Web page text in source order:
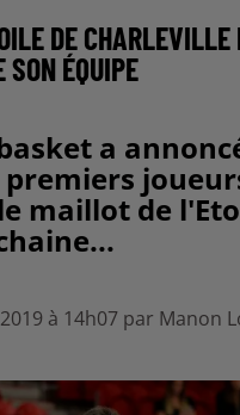
DE CHARLEVILLE
SON ÉQUIPE
a
maillot de
à 14h07 par Manon